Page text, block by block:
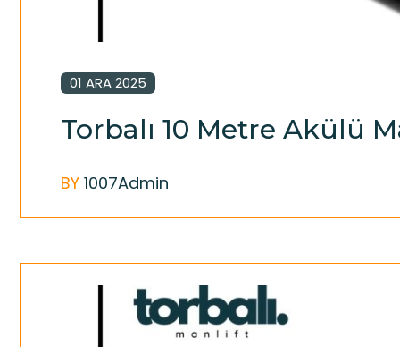
01 ARA 2025
Torbalı 10 Metre Akülü
BY 1007Admin